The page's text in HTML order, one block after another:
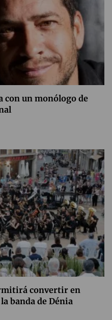
con un monólogo de
convertir en
banda de Dénia